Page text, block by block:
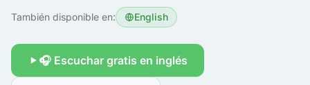
También disponible en: English
🎧 Escuchar gratis en inglés